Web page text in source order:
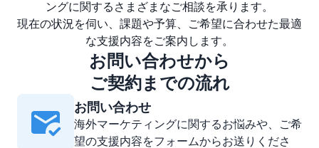
ングに関するさまざまなご相談を承ります。
現在の状況を伺い、課題や予算、ご希望に合わせた最適
な支援内容をご案内します。
お問い合わせから
ご契約までの流れ
お問い合わせ
海外マーケティングに関するお悩みや、ご希
望の支援内容をフォームからお送りくださ